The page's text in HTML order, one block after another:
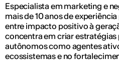
Especialista em marketing e
mais de 10 anos de
entre impacto positivo à
concentra em criar
autônomos como agentes
ecossistemas e no